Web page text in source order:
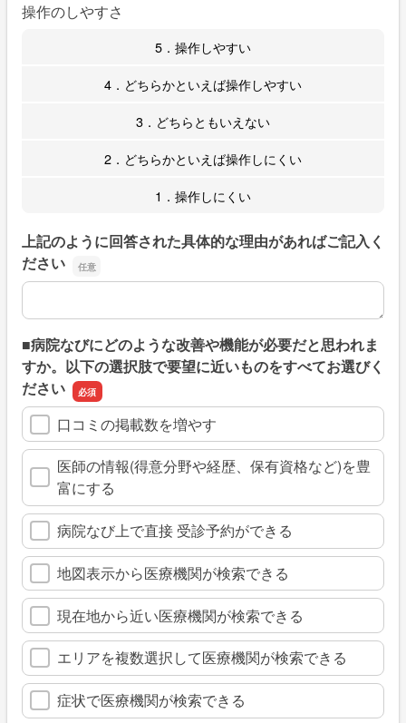
操作のしやすさ
5．操作しやすい
4．どちらかといえば操作しやすい
3．どちらともいえない
2．どちらかといえば操作しにくい
1．操作しにくい
上記のように回答された具体的な理由があればご記入く
ださい
上記のように回答された具体的な理由があればご記入くだ
■病院なびにどのような改善や機能が必要だと思われま
すか。以下の選択肢で要望に近いものをすべてお選びく
ださい
口コミの掲載数を増やす
医師の情報(得意分野や経歴、保有資格など)を豊
富にする
病院なび上で直接 受診予約ができる
地図表示から医療機関が検索できる
現在地から近い医療機関が検索できる
エリアを複数選択して医療機関が検索できる
症状で医療機関が検索できる